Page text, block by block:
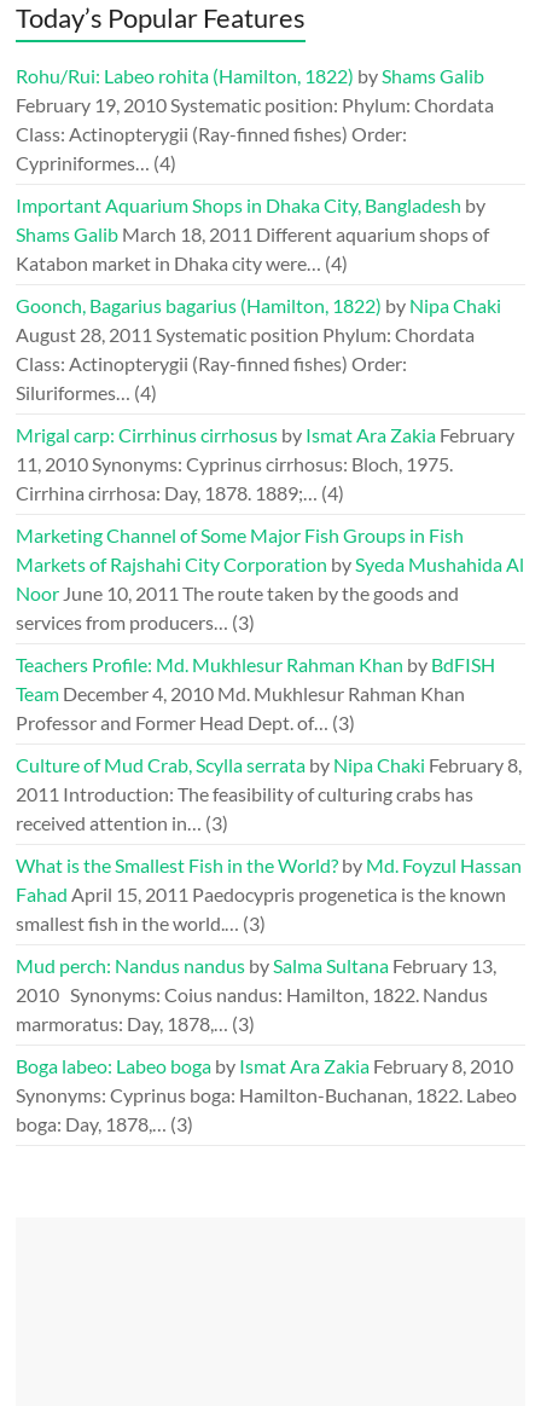
Today’s Popular Features
Rohu/Rui: Labeo rohita (Hamilton, 1822) byShams Galib
February 19, 2010Systematic position: Phylum: Chordata
Class: Actinopterygii (Ray-finned fishes) Order:
Cypriniformes… (4)
Important Aquarium Shops in Dhaka City, Bangladesh by
Shams Galib March 18, 2011 Different aquarium shops of
Katabon market in Dhaka city were… (4)
Goonch, Bagarius bagarius (Hamilton, 1822) by Nipa Chaki
August 28, 2011 Systematic position Phylum: Chordata
Class: Actinopterygii (Ray-finned fishes) Order:
Siluriformes… (4)
Mrigal carp: Cirrhinus cirrhosus by Ismat Ara Zakia February
11, 2010Synonyms: Cyprinus cirrhosus: Bloch, 1975.
Cirrhina cirrhosa: Day, 1878. 1889;… (4)
Marketing Channel of Some Major Fish Groups in Fish
Markets of Rajshahi City Corporation bySyeda Mushahida Al
Noor June 10, 2011 The route taken by the goods and
services from producers… (3)
Teachers Profile: Md. Mukhlesur Rahman Khan by BdFISH
Team December 4, 2010 Md. Mukhlesur Rahman Khan
Professor and Former Head Dept. of… (3)
Culture of Mud Crab, Scylla serrata by Nipa Chaki February 8,
2011 Introduction: The feasibility of culturing crabs has
received attention in… (3)
What is the Smallest Fish in the World? by Md. Foyzul Hassan
Fahad April 15, 2011 Paedocypris progenetica is the known
smallest fish in the world.… (3)
Mud perch: Nandus nandus bySalma Sultana February 13,
2010 Synonyms: Coius nandus: Hamilton, 1822. Nandus
marmoratus: Day, 1878,… (3)
Boga labeo: Labeo boga by Ismat Ara Zakia February 8, 2010
Synonyms: Cyprinus boga: Hamilton-Buchanan, 1822. Labeo
boga: Day, 1878,… (3)